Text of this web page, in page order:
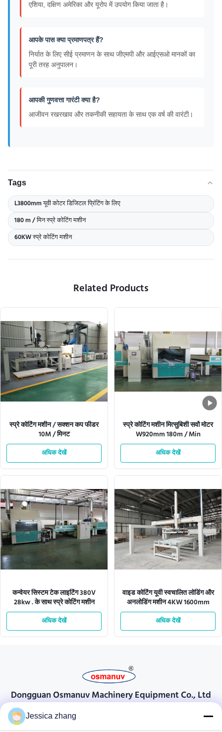
एशिया, दक्षिण अमेरिका और यूरोप में उपयोग किया जाता है।
आपके पास क्या प्रमाणपत्र हैं?
निर्यात के लिए सीई प्रमाणन के साथ जीएमपी और आईएसओ मानकों का
पूरी तरह अनुपालन।
आपकी गुणवत्ता गारंटी क्या है?
आजीवन रखरखाव और तकनीकी सहायता के साथ एक वर्ष की वारंटी।
Tags
L3800mm यूवी कोटर डिजिटल प्रिंटिंग के लिए
180 m / मिन स्प्रे कोटिंग मशीन
60KW स्प्रे कोटिंग मशीन
Related Products
स्प्रे कोटिंग मशीन / सक्शन कप फीडर
10M / मिनट
अधिक देखें
स्प्रे कोटिंग मशीन मित्सुबिशी सर्वो मोटर
W920mm 180m / Min
अधिक देखें
कन्वेयर सिस्टम टेक लाइटिंग 380V
28kw . के साथ स्प्रे कोटिंग मशीन
अधिक देखें
वाइड कोटिंग यूवी स्वचालित लोडिंग और
अनलोडिंग मशीन 4KW 1600mm
अधिक देखें
Dongguan Osmanuv Machinery Equipment Co., Ltd
Dongguan Osmanuv मशीनरी उपकरण कं, लिमिटेड
Jessica zhang